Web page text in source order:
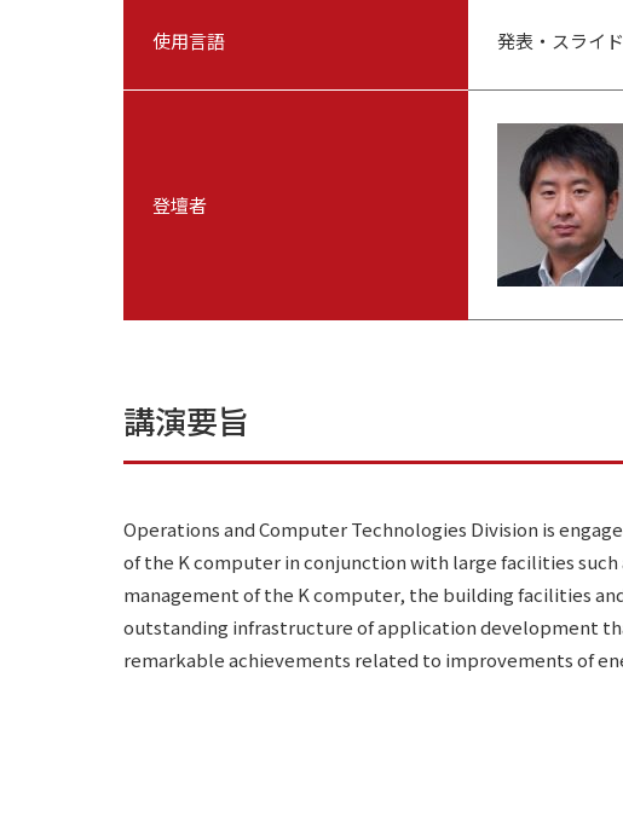
使用言語 発表・スライ
登壇者
講演要旨
Operations and Computer Technologies Division is
of the K computer in conjunction with large facilities
management of the K computer, the building facilities
outstanding infrastructure of application development
remarkable achievements related to improvements of